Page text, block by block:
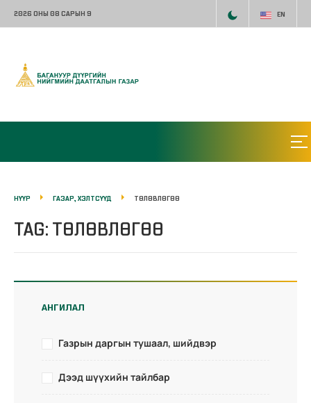
2026 ОНЫ 08 САРЫН 9 EN
НҮҮР ГАЗАР, ХЭЛТСҮҮД ТӨЛӨВЛӨГӨӨ
TAG: ТӨЛӨВЛӨГӨӨ
АНГИЛАЛ
Газрын даргын тушаал, шийдвэр
Дээд шүүхийн тайлбар